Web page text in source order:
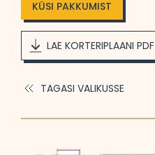
KÜSI PAKKUMIST
LAE KORTERIPLAANI PDF
TAGASI VALIKUSSE